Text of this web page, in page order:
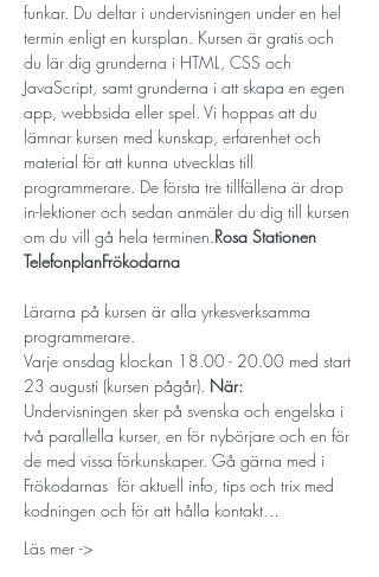
funkar. Du deltar i undervisningen under en hel
termin enligt en kursplan. Kursen är gratis och
du lär dig grunderna i HTML, CSS och
JavaScript, samt grunderna i att skapa en egen
app, webbsida eller spel. Vi hoppas att du
lämnar kursen med kunskap, erfarenhet och
material för att kunna utvecklas till
programmerare. De första tre tillfällena är drop
in-lektioner och sedan anmäler du dig till kursen
om du vill gå hela terminen.Rosa Stationen
TelefonplanFrökodarna
Lärarna på kursen är alla yrkesverksamma
programmerare.
Varje onsdag klockan 18.00 - 20.00 med start
23 augusti (kursen pågår). När:
Undervisningen sker på svenska och engelska i
två parallella kurser, en för nybörjare och en för
de med vissa förkunskaper. Gå gärna med i
Frökodarnas för aktuell info, tips och trix med
kodningen och för att hålla kontakt…
Läs mer ->